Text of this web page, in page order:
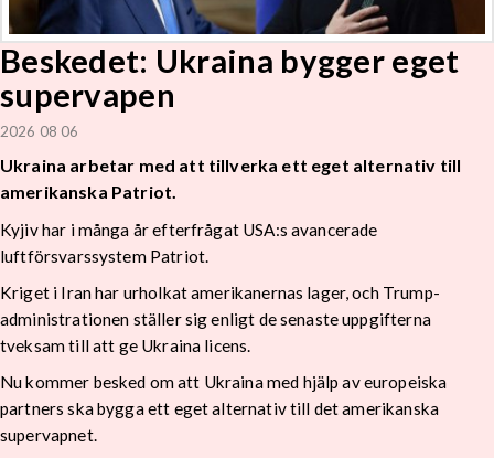
Beskedet: Ukraina bygger eget
supervapen
2026 08 06
Ukraina arbetar med att tillverka ett eget alternativ till
amerikanska Patriot.
Kyjiv har i många år efterfrågat USA:s avancerade
luftförsvarssystem Patriot.
Kriget i Iran har urholkat amerikanernas lager, och Trump-
administrationen ställer sig enligt de senaste uppgifterna
tveksam till att ge Ukraina licens.
Nu kommer besked om att Ukraina med hjälp av europeiska
partners ska bygga ett eget alternativ till det amerikanska
supervapnet.